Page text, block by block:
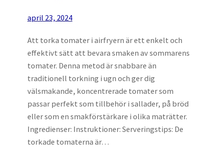
april 23, 2024
Att torka tomater i airfryern är ett enkelt och
effektivt sätt att bevara smaken av sommarens
tomater. Denna metod är snabbare än
traditionell torkning i ugn och ger dig
välsmakande, koncentrerade tomater som
passar perfekt som tillbehör i sallader, på bröd
eller som en smakförstärkare i olika maträtter.
Ingredienser: Instruktioner: Serveringstips: De
torkade tomaterna är…